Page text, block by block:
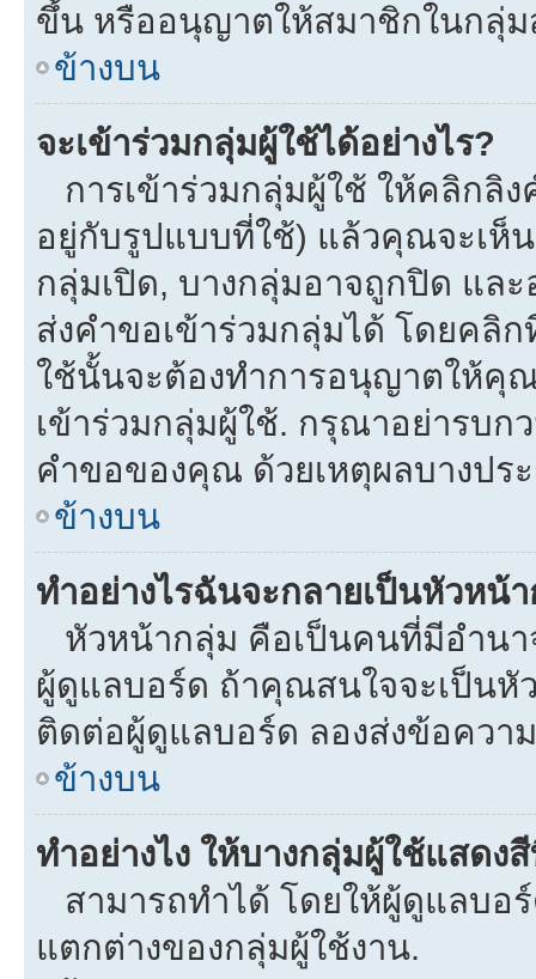
ขึ้น หรืออนุญาตให้สมาชิกในกลุ่ม
ข้างบน
จะเข้าร่วมกลุ่มผู้ใช้ได้อย่างไร?
การเข้าร่วมกลุ่มผู้ใช้ ให้คลิกลิ
อยู่กับรูปแบบที่ใช้) แล้วคุณจะเห็
กลุ่มเปิด, บางกลุ่มอาจถูกปิด แล
ส่งคำขอเข้าร่วมกลุ่มได้ โดยคลิ
ใช้นั้นจะต้องทำการอนุญาตให้คุณ
เข้าร่วมกลุ่มผู้ใช้. กรุณาอย่ารบก
คำขอของคุณ ด้วยเหตุผลบางปร
ข้างบน
ทำอย่างไรฉันจะกลายเป็นหัวหน้
หัวหน้ากลุ่ม คือเป็นคนที่มีอำนา
ผู้ดูแลบอร์ด ถ้าคุณสนใจจะเป็น
ติดต่อผู้ดูแลบอร์ด ลองส่งข้อควา
ข้างบน
ทำอย่างไง ให้บางกลุ่มผู้ใช้แสดง
สามารถทำได้ โดยให้ผู้ดูแลบอ
แตกต่างของกลุ่มผู้ใช้งาน.